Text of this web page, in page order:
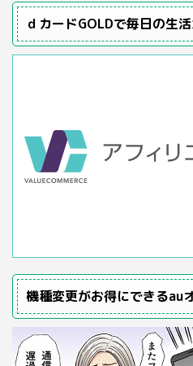
ｄカードGOLDで毎日の生
機種変更がお得にできるau